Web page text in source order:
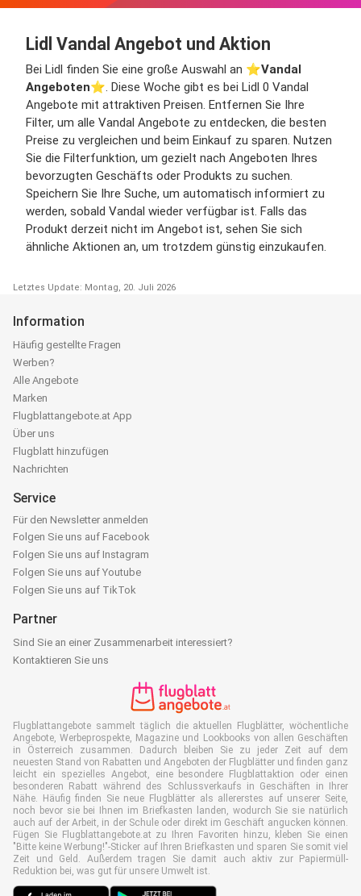
Lidl Vandal Angebot und Aktion
Bei Lidl finden Sie eine große Auswahl an ⭐️Vandal
Angeboten⭐️. Diese Woche gibt es bei Lidl 0 Vandal
Angebote mit attraktiven Preisen. Entfernen Sie Ihre
Filter, um alle Vandal Angebote zu entdecken, die besten
Preise zu vergleichen und beim Einkauf zu sparen. Nutzen
Sie die Filterfunktion, um gezielt nach Angeboten Ihres
bevorzugten Geschäfts oder Produkts zu suchen.
Speichern Sie Ihre Suche, um automatisch informiert zu
werden, sobald Vandal wieder verfügbar ist. Falls das
Produkt derzeit nicht im Angebot ist, sehen Sie sich
ähnliche Aktionen an, um trotzdem günstig einzukaufen.
Letztes Update: Montag, 20. Juli 2026
Information
Häufig gestellte Fragen
Werben?
Alle Angebote
Marken
Flugblattangebote.at App
Über uns
Flugblatt hinzufügen
Nachrichten
Service
Für den Newsletter anmelden
Folgen Sie uns auf Facebook
Folgen Sie uns auf Instagram
Folgen Sie uns auf Youtube
Folgen Sie uns auf TikTok
Partner
Sind Sie an einer Zusammenarbeit interessiert?
Kontaktieren Sie uns
Flugblattangebote sammelt täglich die aktuellen Flugblätter, wöchentliche
Angebote, Werbeprospekte, Magazine und Lookbooks von allen Geschäften
in Österreich zusammen. Dadurch bleiben Sie zu jeder Zeit auf dem
neuesten Stand von Rabatten und Angeboten der Flugblätter und finden ganz
leicht ein spezielles Angebot, eine besondere Flugblattaktion oder einen
besonderen Rabatt während des Schlussverkaufs in Geschäften in Ihrer
Nähe. Häufig finden Sie neue Flugblätter als allererstes auf unserer Seite,
noch bevor sie bei Ihnen im Briefkasten landen, wodurch Sie sie natürlich
auch auf der Arbeit, in der Schule oder direkt im Geschäft angucken können.
Fügen Sie Flugblattangebote.at zu Ihren Favoriten hinzu, kleben Sie einen
"Bitte keine Werbung!"-Sticker auf Ihren Briefkasten und sparen Sie somit viel
Zeit und Geld. Außerdem tragen Sie damit auch aktiv zur Papiermüll-
Reduktion bei, was gut für unsere Umwelt ist.